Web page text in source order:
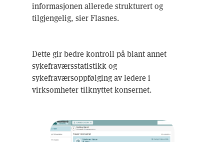
informasjonen allerede strukturert og
tilgjengelig, sier Flasnes.
Dette gir bedre kontroll på blant annet
sykefraværsstatistikk og
sykefraværsoppfølging av ledere i
virksomheter tilknyttet konsernet.